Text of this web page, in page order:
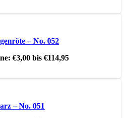
– No. 052
€3,00 bis €114,95
– No. 051